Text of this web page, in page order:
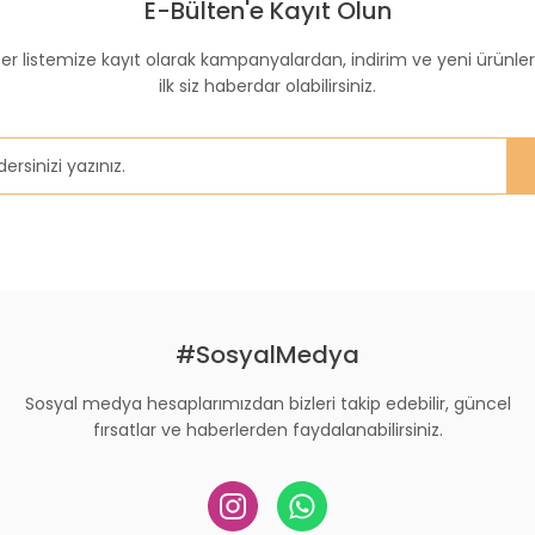
Yorum Yaz
E-Bülten'e Kayıt Olun
listemize kayıt olarak kampanyalardan, indirim ve yeni
ilk siz haberdar olabilirsiniz.
#SosyalMedya
Sosyal medya hesaplarımızdan bizleri takip edebilir, güncel
fırsatlar ve haberlerden faydalanabilirsiniz.